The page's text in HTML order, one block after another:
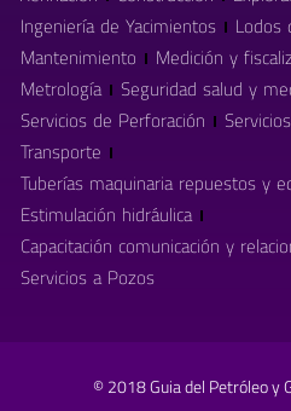
Ingeniería de Yacimientos
Lodos
Mantenimiento
Medición y
Metrología
Seguridad salud y
Servicios de Perforación
Transporte
Tuberías maquinaria repuestos y
Estimulación hidráulica
Capacitación comunicación y
Servicios a Pozos
© 2018 Guia del Petróleo y